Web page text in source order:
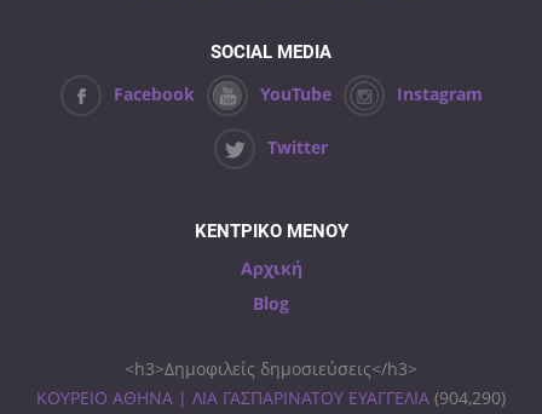
SOCIAL MEDIA
Facebook YouTube Instagram
Twitter
ΚΕΝΤΡΙΚΟ ΜΕΝΟΥ
Αρχική
Blog
<h3>Δημοφιλείς δημοσιεύσεις</h3>
ΚΟΥΡΕΙΟ ΑΘΗΝΑ | ΛΙΑ ΓΑΣΠΑΡΙΝΑΤΟΥ ΕΥΑΓΓΕΛΙΑ (904,290)